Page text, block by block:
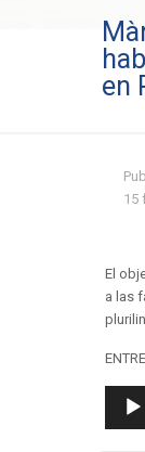
en
15
El
a las